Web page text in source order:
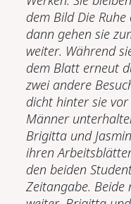
dem Bild Die
dann gehen sie
weiter. Während
dem Blatt erneut
zwei andere
dicht hinter sie
Männer
Brigitta und
ihren
den beiden
Zeitangabe. Beide